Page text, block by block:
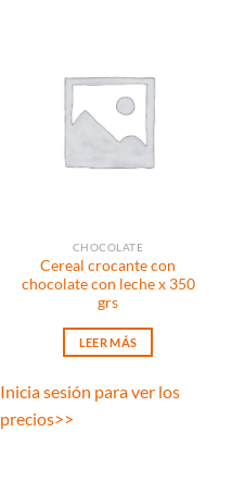
CHOCOLATE
Cereal crocante con
chocolate con leche x 350
grs
LEER MÁS
Inicia sesión para ver los
precios>>